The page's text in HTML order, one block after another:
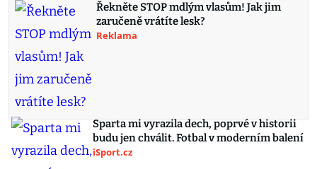
Řekněte STOP mdlým vlasům! Jak jim
zaručeně vrátíte lesk?
Reklama
Sparta mi vyrazila dech, poprvé v historii
budu jen chválit. Fotbal v moderním balení
iSport.cz